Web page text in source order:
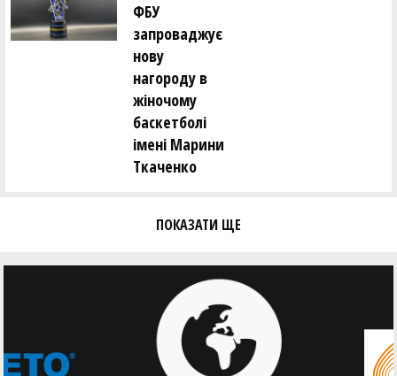
ФБУ
запроваджує
нову
нагороду в
жіночому
баскетболі
імені Марини
Ткаченко
ПОКАЗАТИ ЩЕ